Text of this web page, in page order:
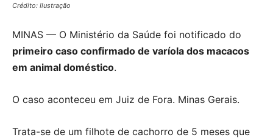
Crédito: Ilustração
MINAS — O Ministério da Saúde foi notificado do
primeiro caso confirmado de varíola dos macacos
em animal doméstico.
O caso aconteceu em Juiz de Fora. Minas Gerais.
Trata-se de um filhote de cachorro de 5 meses que